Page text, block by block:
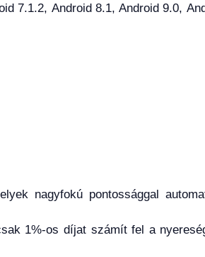
7.1.2, Android 8.1, Android 9.0,
nagyfokú pontossággal
1%-os díjat számít fel a